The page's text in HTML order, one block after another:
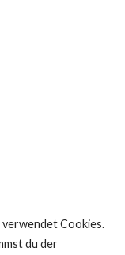
Cookies.
du der